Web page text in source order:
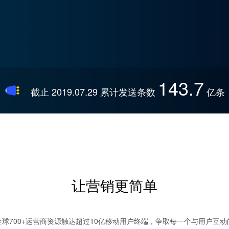
截止 2019.07.29 累计发送条数 143.7 亿条
让营销更简单
球700+运营商资源触达超过10亿移动用户终端，争取每一个与用户互动